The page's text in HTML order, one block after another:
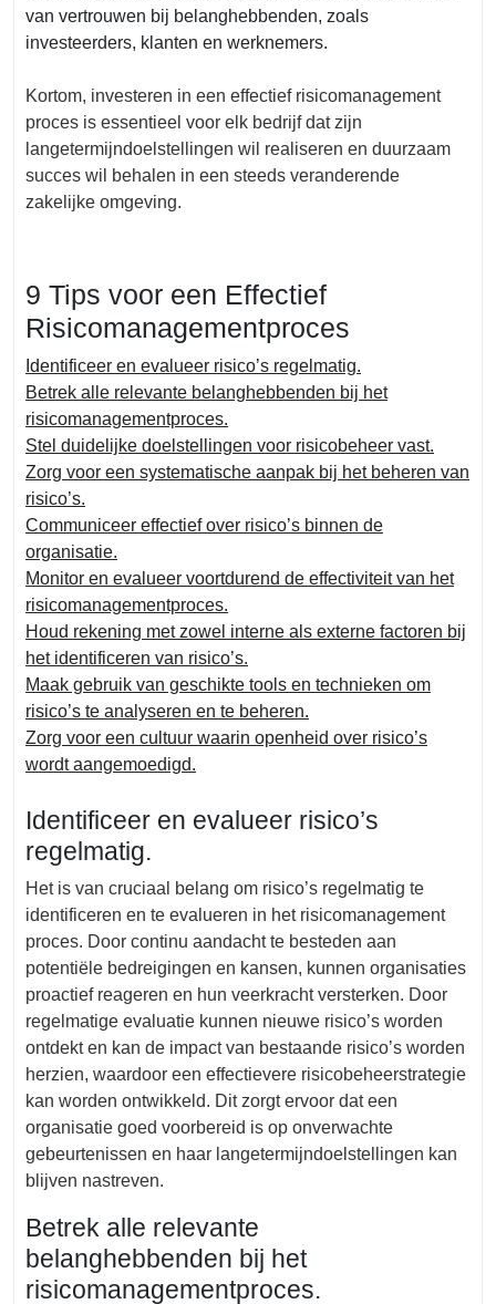
van vertrouwen bij belanghebbenden, zoals
investeerders, klanten en werknemers.
Kortom, investeren in een effectief risicomanagement
proces is essentieel voor elk bedrijf dat zijn
langetermijndoelstellingen wil realiseren en duurzaam
succes wil behalen in een steeds veranderende
zakelijke omgeving.
9 Tips voor een Effectief
Risicomanagementproces
Identificeer en evalueer risico’s regelmatig.
Betrek alle relevante belanghebbenden bij het
risicomanagementproces.
Stel duidelijke doelstellingen voor risicobeheer vast.
Zorg voor een systematische aanpak bij het beheren van
risico’s.
Communiceer effectief over risico’s binnen de
organisatie.
Monitor en evalueer voortdurend de effectiviteit van het
risicomanagementproces.
Houd rekening met zowel interne als externe factoren bij
het identificeren van risico’s.
Maak gebruik van geschikte tools en technieken om
risico’s te analyseren en te beheren.
Zorg voor een cultuur waarin openheid over risico’s
wordt aangemoedigd.
Identificeer en evalueer risico’s
regelmatig.
Het is van cruciaal belang om risico’s regelmatig te
identificeren en te evalueren in het risicomanagement
proces. Door continu aandacht te besteden aan
potentiële bedreigingen en kansen, kunnen organisaties
proactief reageren en hun veerkracht versterken. Door
regelmatige evaluatie kunnen nieuwe risico’s worden
ontdekt en kan de impact van bestaande risico’s worden
herzien, waardoor een effectievere risicobeheerstrategie
kan worden ontwikkeld. Dit zorgt ervoor dat een
organisatie goed voorbereid is op onverwachte
gebeurtenissen en haar langetermijndoelstellingen kan
blijven nastreven.
Betrek alle relevante
belanghebbenden bij het
risicomanagementproces.